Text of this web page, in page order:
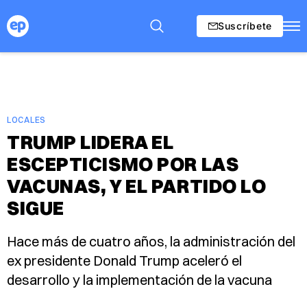
Suscríbete
LOCALES
TRUMP LIDERA EL
ESCEPTICISMO POR LAS
VACUNAS, Y EL PARTIDO LO
SIGUE
Hace más de cuatro años, la administración del
ex presidente Donald Trump aceleró el
desarrollo y la implementación de la vacuna